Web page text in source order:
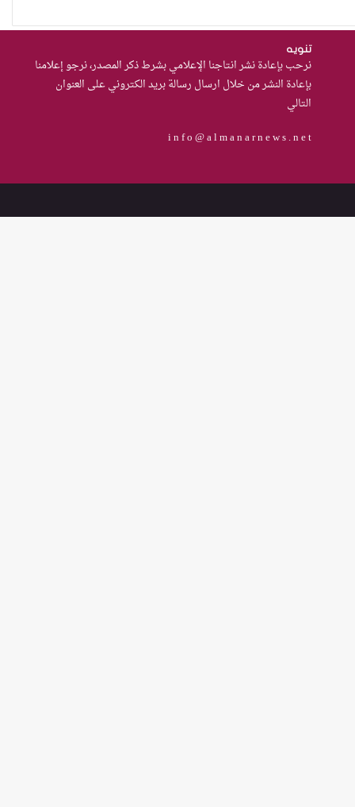
قدمنّ الدعم النفسي للنساء ضحايا
تنويه
نرحب بإعادة نشر انتاجنا الإعلامي بشرط ذكر المصدر، نرجو إعلامنا
بإعادة النشر من خلال ارسال رسالة بريد الكتروني على العنوان
التالي
i n f o @ a l m a n a r n e w s . n e t